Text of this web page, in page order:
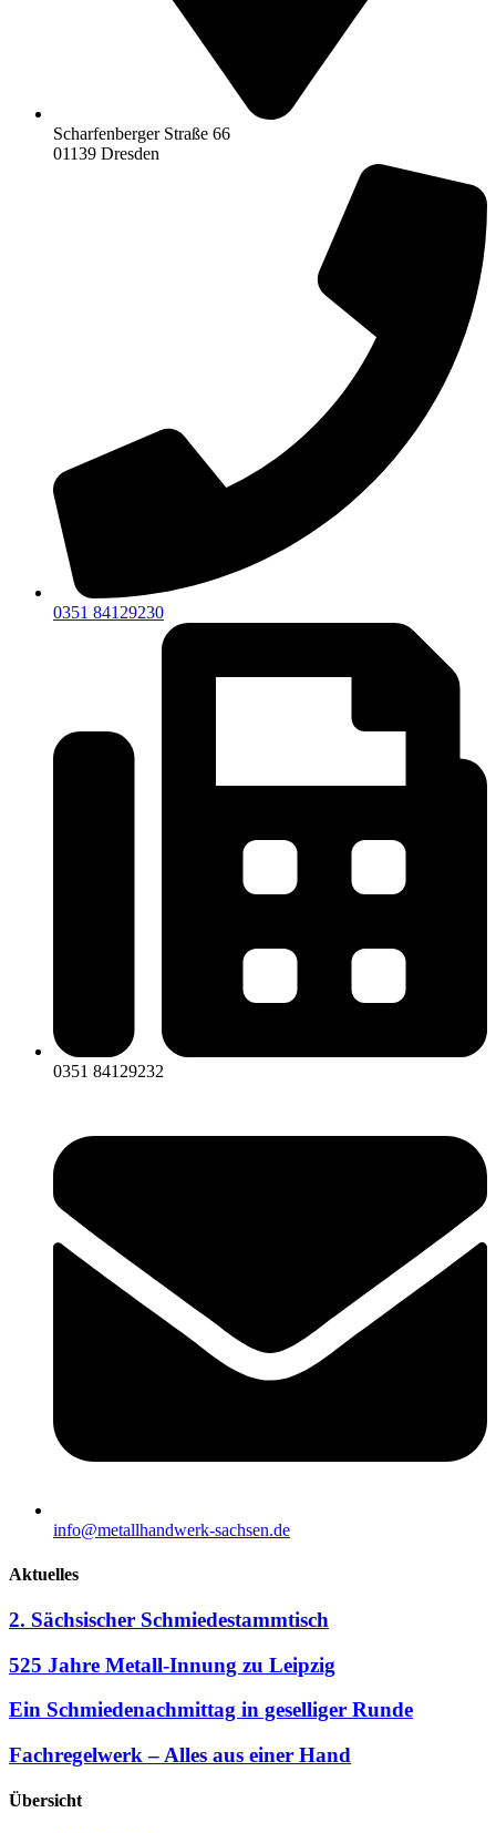
Scharfenberger Straße 66
01139 Dresden
0351 84129230
0351 84129232
info@metallhandwerk-sachsen.de
Aktuelles
2. Sächsischer Schmiedestammtisch
525 Jahre Metall-Innung zu Leipzig
Ein Schmiedenachmittag in geselliger Runde
Fachregelwerk – Alles aus einer Hand
Übersicht